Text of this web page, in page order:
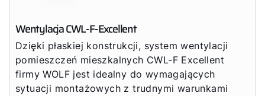
Wentylacja CWL-F-Excellent
Dzięki płaskiej konstrukcji, system wentylacji
pomieszczeń mieszkalnych CWL-F Excellent
firmy WOLF jest idealny do wymagających
sytuacji montażowych z trudnymi warunkami